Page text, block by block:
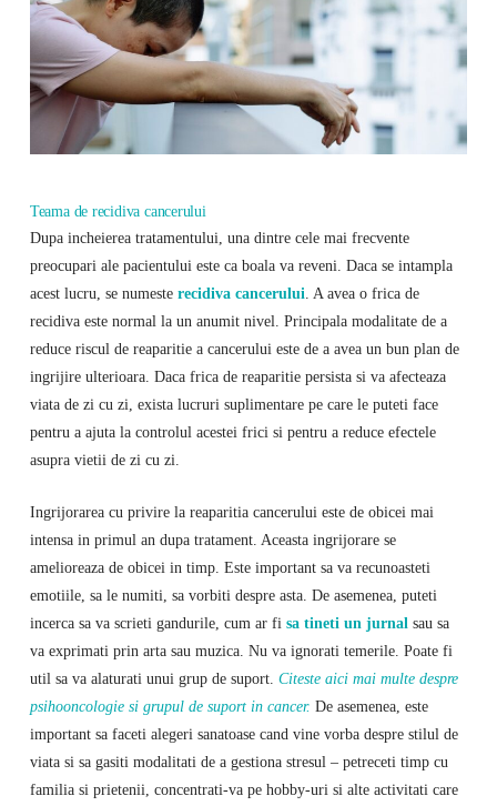
Teama de recidiva cancerului
Dupa incheierea tratamentului, una dintre cele mai frecvente
preocupari ale pacientului este ca boala va reveni. Daca se intampla
acest lucru, se numesterecidiva cancerului . A avea o frica de
recidiva este normal la un anumit nivel. Principala modalitate de a
reduce riscul de reaparitie a cancerului este de a avea un bun plan de
ingrijire ulterioara. Daca frica de reaparitie persista si va afecteaza
viata de zi cu zi, exista lucruri suplimentare pe care le puteti face
pentru a ajuta la controlul acestei frici si pentru a reduce efectele
asupra vietii de zi cu zi.
Ingrijorarea cu privire la reaparitia cancerului este de obicei mai
intensa in primul an dupa tratament. Aceasta ingrijorare se
amelioreaza de obicei in timp. Este important sa va recunoasteti
emotiile, sa le numiti, sa vorbiti despre asta. De asemenea, puteti
incerca sa va scrieti gandurile, cum ar fi sa tineti un jurnal sau sa
va exprimati prin arta sau muzica. Nu va ignorati temerile. Poate fi
util sa va alaturati unui grup de suport. Citeste aici mai multe despre
psihooncologie si grupul de suport in cancer. De asemenea, este
important sa faceti alegeri sanatoase cand vine vorba despre stilul de
viata si sa gasiti modalitati de a gestiona stresul – petreceti timp cu
familia si prietenii, concentrati-va pe hobby-uri si alte activitati care